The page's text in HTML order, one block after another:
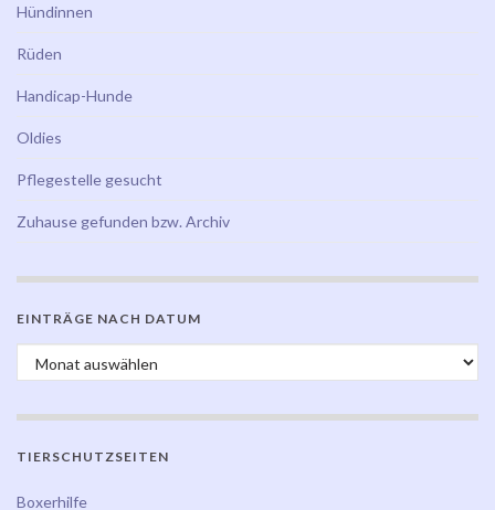
Hündinnen
Rüden
Handicap-Hunde
Oldies
Pflegestelle gesucht
Zuhause gefunden bzw. Archiv
EINTRÄGE NACH DATUM
Einträge nach Datum
TIERSCHUTZSEITEN
Boxerhilfe